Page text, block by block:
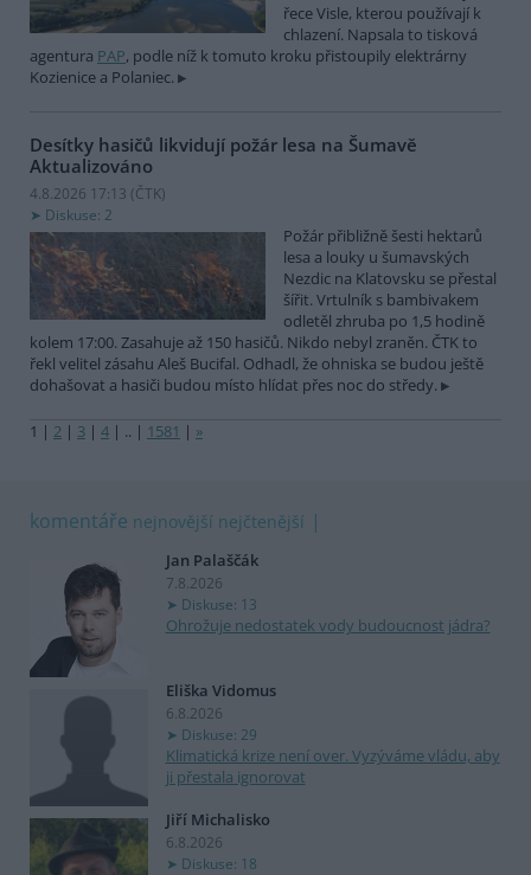
řece Visle, kterou používají k
chlazení. Napsala to tisková
agentura PAP, podle níž k tomuto kroku přistoupily elektrárny
Kozienice a Polaniec.
Desítky hasičů likvidují požár lesa na Šumavě
Aktualizováno
4.8.2026 17:13 (ČTK)
Diskuse: 2
Požár přibližně šesti hektarů
lesa a louky u šumavských
Nezdic na Klatovsku se přestal
šířit. Vrtulník s bambivakem
odletěl zhruba po 1,5 hodině
kolem 17:00. Zasahuje až 150 hasičů. Nikdo nebyl zraněn. ČTK to
řekl velitel zásahu Aleš Bucifal. Odhadl, že ohniska se budou ještě
dohašovat a hasiči budou místo hlídat přes noc do středy.
1 | 2 | 3 | 4 | .. | 1581 | »
komentáře nejnovější nejčtenější
Jan Palaščák
7.8.2026
Diskuse: 13
Ohrožuje nedostatek vody budoucnost jádra?
Eliška Vidomus
6.8.2026
Diskuse: 29
Klimatická krize není over. Vyzýváme vládu, aby
ji přestala ignorovat
Jiří Michalisko
6.8.2026
Diskuse: 18